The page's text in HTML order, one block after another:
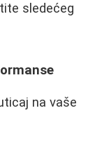
sledećeg
na vaše